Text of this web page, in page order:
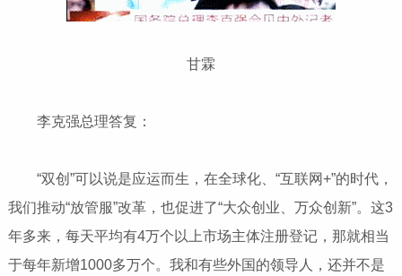
甘霖
李克强总理答复：
“双创”可以说是应运而生，在全球化、“互联网+”的时代，
我们推动“放管服”改革，也促进了“大众创业、万众创新”。这3
年多来，每天平均有4万个以上市场主体注册登记，那就相当
于每年新增1000多万个。我和有些外国的领导人，还并不是